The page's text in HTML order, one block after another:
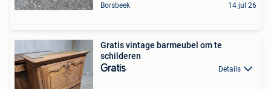
Borsbeek 14 jul 26
Gratis vintage barmeubel om te
schilderen
Gratis Details